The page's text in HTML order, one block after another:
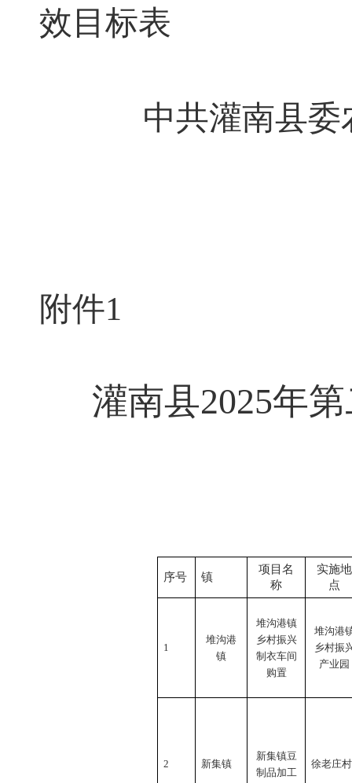
效目标表
中共灌南县
附件1
灌南县2025年
序号 镇
项目名
称
实施地
点
1
堆沟港
镇
堆沟港镇
乡村振兴
制衣车间
购置
堆沟港
乡村振
产业园
2 新集镇
新集镇豆
制品加工
徐老庄村